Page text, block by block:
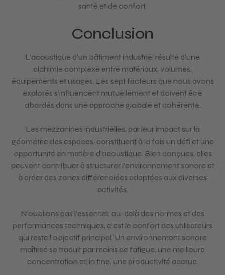
santé et de confort.
Conclusion
L’acoustique d’un bâtiment industriel résulte d’une
alchimie complexe entre matériaux, volumes,
équipements et usages. Les sept facteurs que nous avons
explorés s’influencent mutuellement et doivent être
abordés dans une approche globale et cohérente.
Les mezzanines industrielles, par leur impact sur la
géométrie des espaces, constituent à la fois un défi et une
opportunité en matière d’acoustique. Bien conçues, elles
peuvent contribuer à structurer l’environnement sonore et
à créer des zones différenciées adaptées aux diverses
activités.
N’oublions pas l’essentiel: au-delà des normes et des
performances techniques, c’est le confort des utilisateurs
qui reste l’objectif principal. Un environnement sonore
maîtrisé se traduit par moins de fatigue, une meilleure
concentration et, in fine, une productivité accrue.